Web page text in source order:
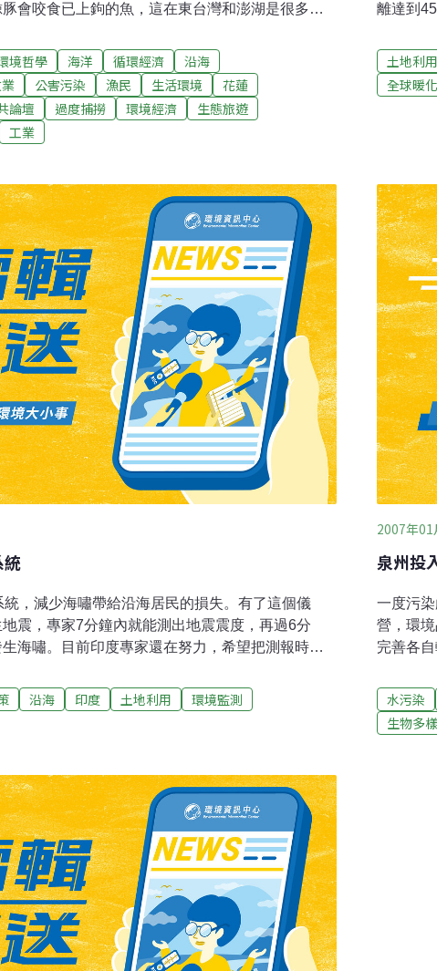
會咬食已上鉤的魚，這在東台灣和澎湖是很多漁
值的鮪魚哪！「伊嘛知腹肚最好吃咧！整尾拖走
偏偏咬走半尾外，剩一粒魚頭給你作紀念！」漁
海豚還會跟著船抓魚吃咧！」一份在南方澳漁港
南方澳鯨豚對延繩釣與曳繩釣漁業作業干擾之研
學研究所碩士論文）中呈現出來的數據是，延繩
豚干擾後的漁獲收益，比起未被鯨豚干擾的情況
境哲學 海洋 循環經濟
沿海
公害污染 漁民 生活環境
花蓮
論壇 過度捕撈 環境經濟
生態旅遊
工業
離達到
東省已
監測，
土地利用
全球暖化
統
，減少海嘯帶給沿海居民的損失。有了這個儀
震，專家7分鐘內就能測出地震震度，再過6分
海嘯。目前印度專家還在努力，希望把測報時間
其中印度死亡人數有1萬6000多人。
沿海 印度 土地利用 環境監測
2007年01
泉州投
一度污
營，環
完善各
共投入
污染治
水污染
生物多